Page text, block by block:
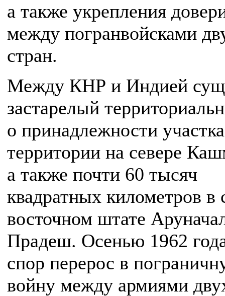
а также укрепления
между погранвойсками
стран.
Между КНР и Индией
застарелый
о принадлежности
территории на севере
а также почти 60 тысяч
квадратных километров в
восточном штате
Прадеш. Осенью 1962
спор перерос в
войну между армиями